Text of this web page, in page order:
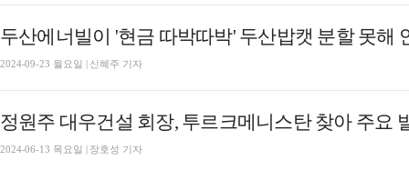
두산에너빌이 '현금 따박따박' 두산밥캣 분할 못해
2024-09-23 월요일 | 신혜주 기자
정원주 대우건설 회장, 투르크메니스탄 찾아 주요
2024-06-13 목요일 | 장호성 기자